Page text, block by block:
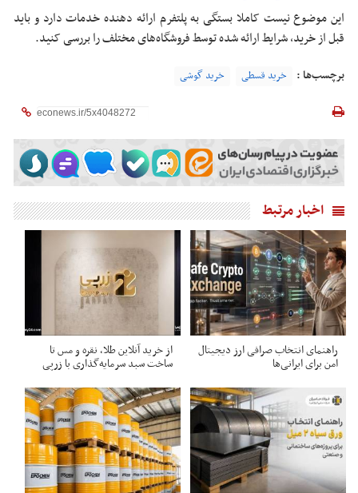
این موضوع نیست کاملا بستگی به پلتفرم ارائه دهنده خدمات دارد و باید
قبل از خرید، شرایط ارائه شده توسط فروشگاه‌های مختلف را بررسی کنید.
برچسب‌ها : خرید قسطی خرید گوشی
اخبار مرتبط
راهنمای انتخاب صرافی ارز دیجیتال
امن برای ایرانی‌ها
از خرید آنلاین طلا، نقره و مس تا
ساخت سبد سرمایه‌گذاری با زرپی